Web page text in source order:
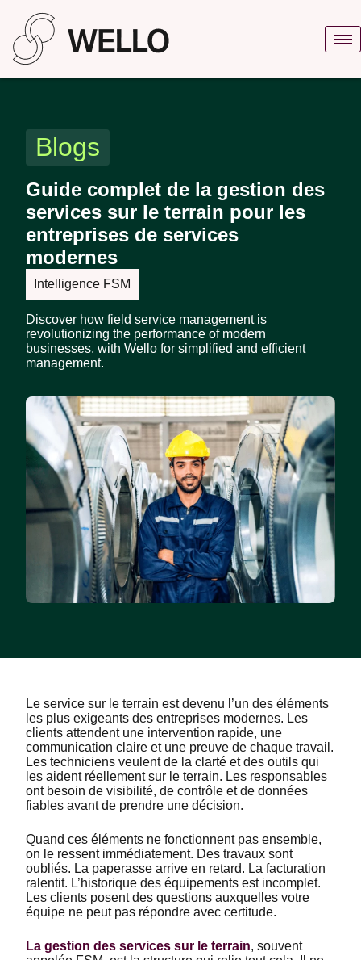
Blogs
Guide complet de la gestion des
services sur le terrain pour les
entreprises de services
modernes
Intelligence FSM
Discover how field service management is
revolutionizing the performance of modern
businesses, with Wello for simplified and efficient
management.
Le service sur le terrain est devenu l’un des éléments
les plus exigeants des entreprises modernes. Les
clients attendent une intervention rapide, une
communication claire et une preuve de chaque travail.
Les techniciens veulent de la clarté et des outils qui
les aident réellement sur le terrain. Les responsables
ont besoin de visibilité, de contrôle et de données
fiables avant de prendre une décision.
Quand ces éléments ne fonctionnent pas ensemble,
on le ressent immédiatement. Des travaux sont
oubliés. La paperasse arrive en retard. La facturation
ralentit. L’historique des équipements est incomplet.
Les clients posent des questions auxquelles votre
équipe ne peut pas répondre avec certitude.
La gestion des services sur le terrain, souvent